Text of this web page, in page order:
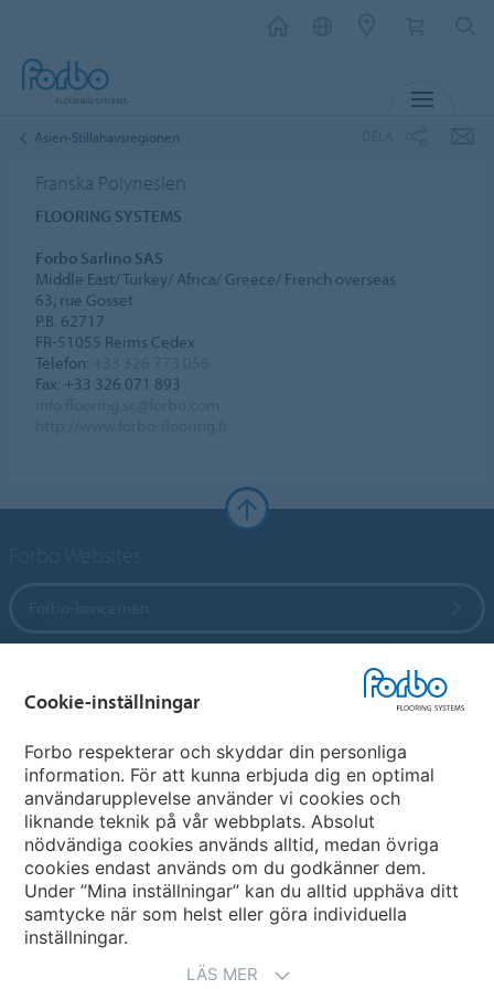
Asien-Stillahavsregionen
Franska Polynesien
FLOORING SYSTEMS
Forbo Sarlino SAS
Middle East/ Turkey/ Africa/ Greece/ French overseas
63, rue Gosset
P.B. 62717
FR-51055 Reims Cedex
Telefon:
Fax: +33 326 071 893
Välj land
Välj ditt land
Cookie-inställningar
Forbo respekterar och skyddar din personliga
information. För att kunna erbjuda dig en optimal
användarupplevelse använder vi cookies och
liknande teknik på vår webbplats. Absolut
nödvändiga cookies används alltid, medan övriga
cookies endast används om du godkänner dem.
Under ”Mina inställningar” kan du alltid upphäva ditt
samtycke när som helst eller göra individuella
inställningar.
LÄS MER